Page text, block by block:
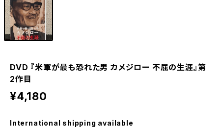
DVD 『米軍が最も恐れた男 カメジロー 不屈の生涯』第
2作目
¥4,180
International shipping available